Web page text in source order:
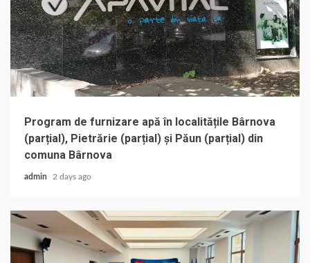
Program de furnizare apă în localitățile Bârnova
(parțial), Pietrărie (parțial) și Păun (parțial) din
comuna Bârnova
admin 2 days ago